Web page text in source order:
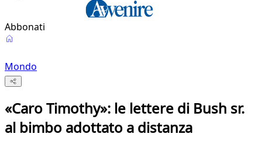
Abbonati
Mondo
«Caro Timothy»: le lettere di Bush sr.
al bimbo adottato a distanza